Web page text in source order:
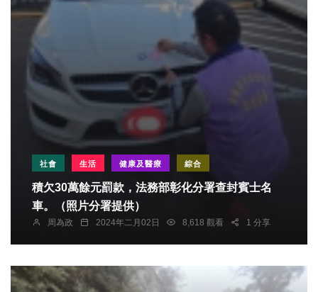
社會 生活 健康及醫療 綜合
積欠30萬餘元罰款，法務部彰化分署查封賓士名
車。（照片分署提供）
周為政 2024年二月02日 8,618 觀看 1 分享